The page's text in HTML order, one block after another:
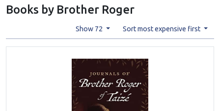
Books by Brother Roger
Show 72 Sort most expensive first